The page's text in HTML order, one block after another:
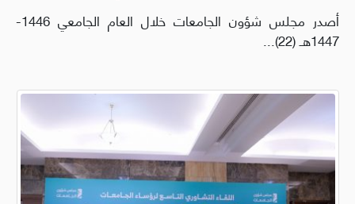
أصدر مجلس شؤون الجامعات خلال العام الجامعي 1446-
1447هـ (22)...